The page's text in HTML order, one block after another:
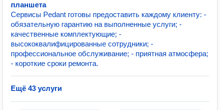
планшета
Сервисы Pedant готовы предоставить каждому клиенту: -
обязательную гарантию на выполненные услуги; -
качественные комплектующие; -
высококвалифицированные сотрудники; -
профессиональное обслуживание; - приятная атмосфера;
- короткие сроки ремонта.
Ещё 43 услуги